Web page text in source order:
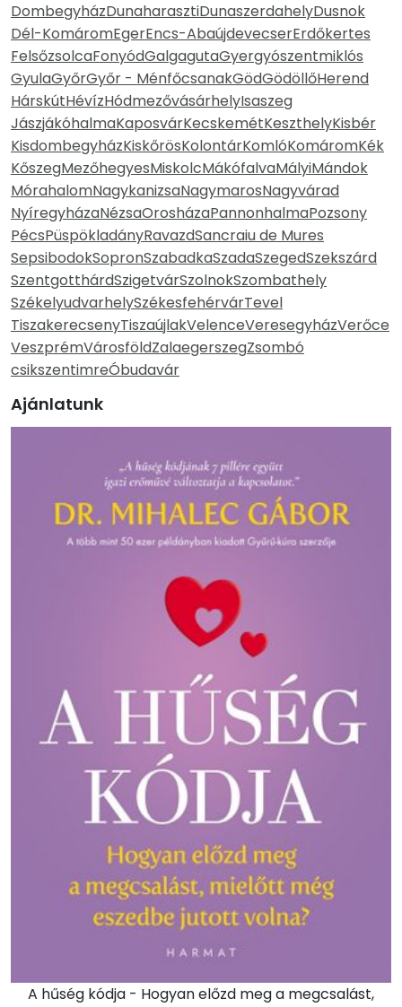
DombegyházDunaharasztiDunaszerdahelyDusnok
Dél-KomáromEgerEncs-AbaújdevecserErdőkertes
FelsőzsolcaFonyódGalgagutaGyergyószentmiklós
GyulaGyőrGyőr - MénfőcsanakGödGödöllőHerend
HárskútHévízHódmezővásárhelyIsaszeg
JászjákóhalmaKaposvárKecskemétKeszthelyKisbér
KisdombegyházKiskőrösKolontárKomlóKomáromKék
KőszegMezőhegyesMiskolcMákófalvaMályiMándok
MórahalomNagykanizsaNagymarosNagyvárad
NyíregyházaNézsaOrosházaPannonhalmaPozsony
PécsPüspökladányRavazdSancraiu de Mures
SepsibodokSopronSzabadkaSzadaSzegedSzekszárd
SzentgotthárdSzigetvárSzolnokSzombathely
SzékelyudvarhelySzékesfehérvárTevel
TiszakerecsenyTiszaújlakVelenceVeresegyházVerőce
VeszprémVárosföldZalaegerszegZsombó
csikszentimreÓbudavár
Ajánlatunk
A hűség kódja - Hogyan előzd meg a megcsalást,